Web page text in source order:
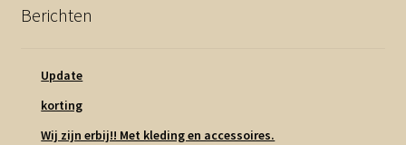
Berichten
Update
korting
Wij zijn erbij!! Met kleding en accessoires.